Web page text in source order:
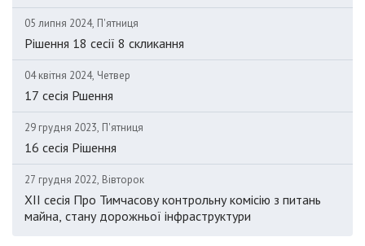
05 липня 2024, П'ятниця
Рішення 18 сесії 8 скликання
04 квітня 2024, Четвер
17 сесія Ршення
29 грудня 2023, П'ятниця
16 сесія Рішення
27 грудня 2022, Вівторок
XII сесія Про Тимчасову контрольну комісію з питань
майна, стану дорожньої інфраструктури